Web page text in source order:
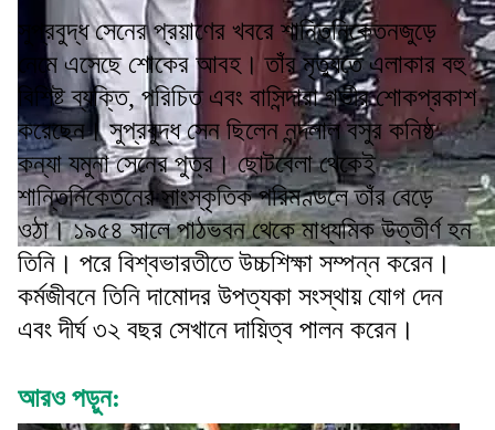
সুপ্রবুদ্ধ সেনের প্রয়াণের খবরে শান্তিনিকেতনজুড়ে
নেমে এসেছে শোকের আবহ। তাঁর মৃত্যুতে এলাকার বহু
বিশিষ্ট ব্যক্তি, পরিচিত এবং বাসিন্দারা গভীর শোকপ্রকাশ
করেছেন। সুপ্রবুদ্ধ সেন ছিলেন নন্দলাল বসুর কনিষ্ঠ
কন্যা যমুনা সেনের পুত্র। ছোটবেলা থেকেই
শান্তিনিকেতনের সাংস্কৃতিক পরিমণ্ডলে তাঁর বেড়ে
ওঠা। ১৯৫৪ সালে পাঠভবন থেকে মাধ্যমিক উত্তীর্ণ হন
তিনি। পরে বিশ্বভারতীতে উচ্চশিক্ষা সম্পন্ন করেন।
কর্মজীবনে তিনি দামোদর উপত্যকা সংস্থায় যোগ দেন
এবং দীর্ঘ ৩২ বছর সেখানে দায়িত্ব পালন করেন।
আরও পড়ুন: